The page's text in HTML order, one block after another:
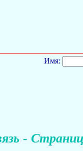
Имя:
-